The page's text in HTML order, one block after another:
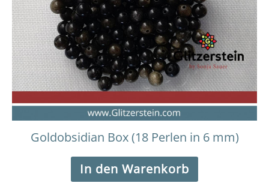
Goldobsidian Box (18 Perlen in 6 mm)
In den Warenkorb